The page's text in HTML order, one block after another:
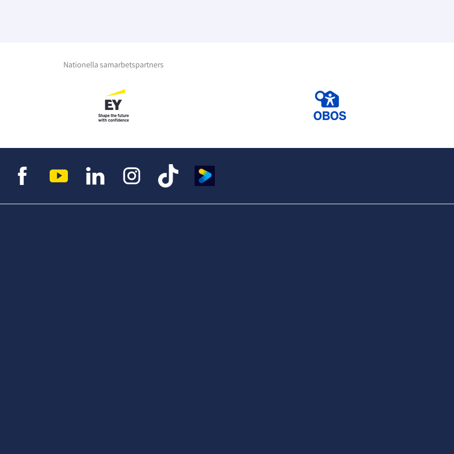
Nationella samarbetspartners